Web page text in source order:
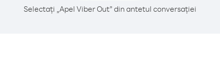
Selectați „Apel Viber Out” din antetul conversației